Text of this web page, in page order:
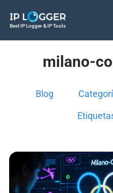
Best IP Logger & IP Tools
milano-
Blog